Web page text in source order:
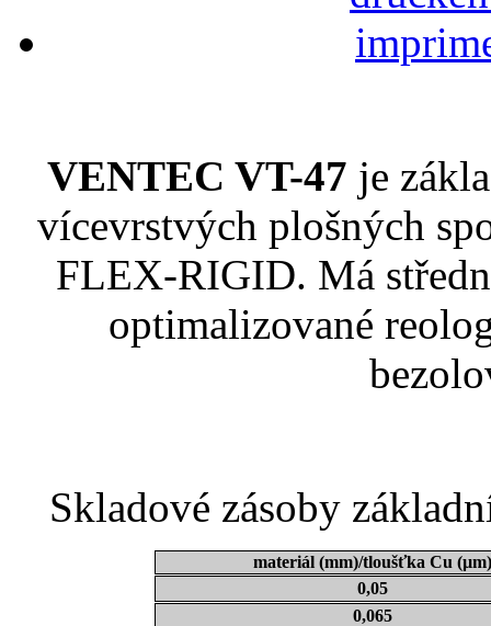
VENTEC VT-47 je
vícevrstvých plošných
FLEX-RIGID. Má
optimalizované
Skladové zásoby
materiál (mm)/tloušťka Cu (µm)
0,05
0,065